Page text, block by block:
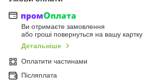
Ви отримаєте замовлення
або гроші повернуться на вашу картку
Детальніше
Оплатити частинами
Післяплата